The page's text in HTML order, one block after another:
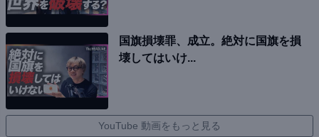
国旗損壊罪、成立。絶対に国旗を損
壊してはいけ...
YouTube 動画をもっと見る